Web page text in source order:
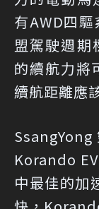
有AWD四
盟駕駛週期
的續航力將
續航距離應
Korando
中最佳的加